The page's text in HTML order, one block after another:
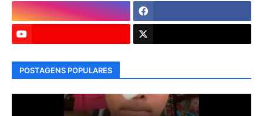
POSTAGENS POPULARES